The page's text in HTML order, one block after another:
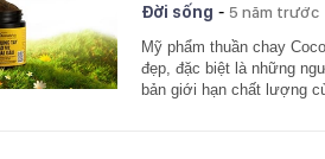
Đời sống - 5 năm trước
Mỹ phẩm thuần chay
đẹp, đặc biệt là những
bản giới hạn chất lượng